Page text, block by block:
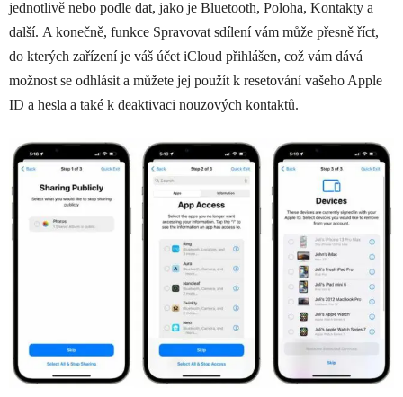
jednotlivě nebo podle dat, jako je Bluetooth, Poloha, Kontakty a
další. A konečně, funkce Spravovat sdílení vám může přesně říct,
do kterých zařízení je váš účet iCloud přihlášen, což vám dává
možnost se odhlásit a můžete jej použít k resetování vašeho ‌‌Apple
ID‌‌ a hesla a také k deaktivaci nouzových kontaktů.